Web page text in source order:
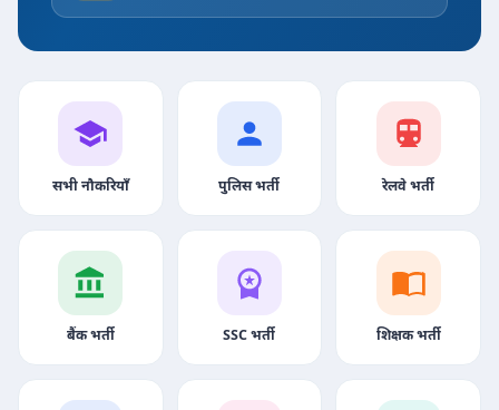
सभी नौकरियाँ पुलिस भर्ती रेलवे भर्ती
बैंक भर्ती SSC भर्ती शिक्षक भर्ती